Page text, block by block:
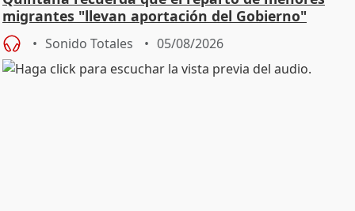
migrantes "llevan aportación del Gobierno"
central
Sonido Totales 05/08/2026